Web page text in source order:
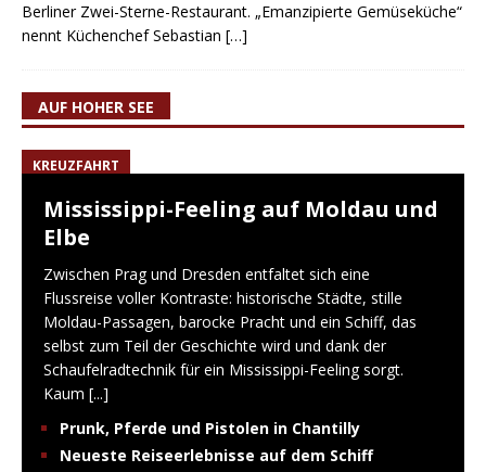
Berliner Zwei-Sterne-Restaurant. „Emanzipierte Gemüseküche“
nennt Küchenchef Sebastian […]
AUF HOHER SEE
KREUZFAHRT
Mississippi-Feeling auf Moldau und
Elbe
Zwischen Prag und Dresden entfaltet sich eine
Flussreise voller Kontraste: historische Städte, stille
Moldau-Passagen, barocke Pracht und ein Schiff, das
selbst zum Teil der Geschichte wird und dank der
Schaufelradtechnik für ein Mississippi-Feeling sorgt.
Kaum [...]
Prunk, Pferde und Pistolen in Chantilly
Neueste Reiseerlebnisse auf dem Schiff